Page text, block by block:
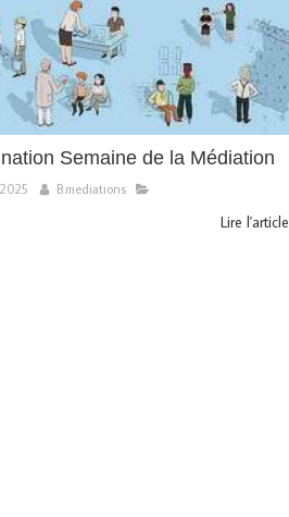
Semaine de la Médiation
B.mediations
Lire l'article